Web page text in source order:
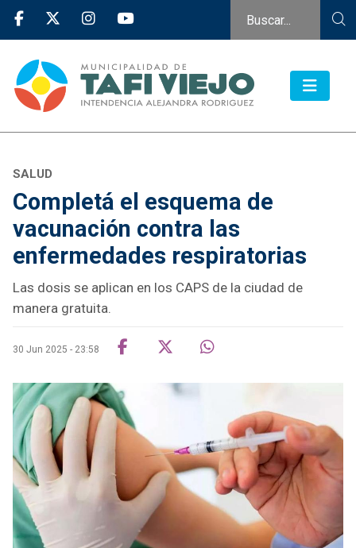
SALUD
Completá el esquema de
vacunación contra las
enfermedades respiratorias
Las dosis se aplican en los CAPS de la ciudad de
manera gratuita.
30 Jun 2025 - 23:58